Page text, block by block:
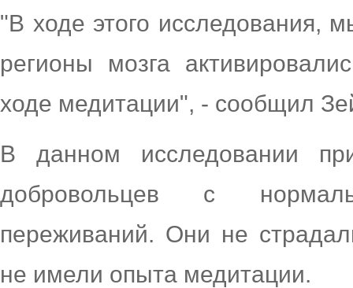
"В ходе этого исследования,
регионы мозга
ходе медитации", - сообщил
В данном исследовании
добровольцев с
переживаний. Они не
не имели опыта медитации.